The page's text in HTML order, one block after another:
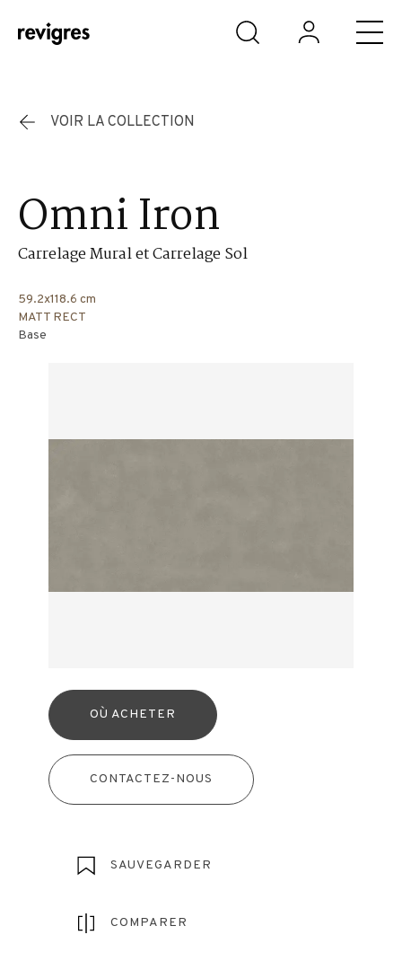
Aller au contenu principal
VOIR LA COLLECTION
Omni Iron
Carrelage Mural et Carrelage Sol
59.2x118.6 cm
MATT RECT
Base
OÙ ACHETER
CONTACTEZ-NOUS
SAUVEGARDER
COMPARER